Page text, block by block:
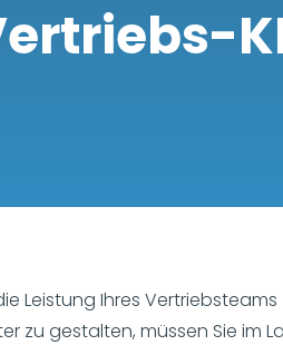
Leistung Ihres
zu gestalten, müssen Sie im